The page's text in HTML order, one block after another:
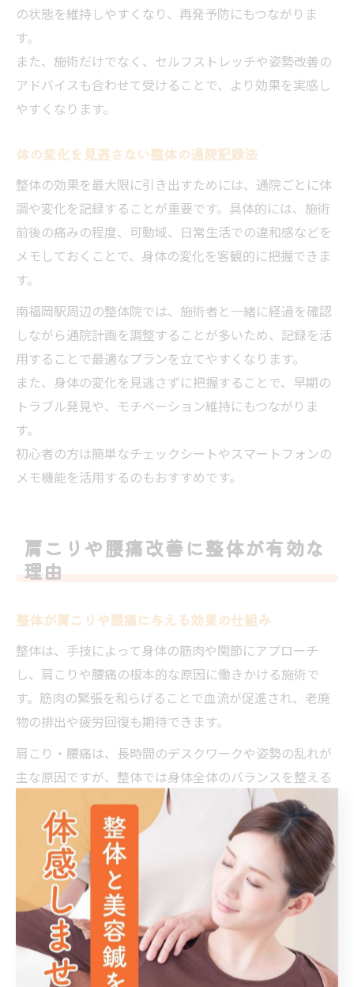
の状態を維持しやすくなり、再発予防にもつながりま
す。
また、施術だけでなく、セルフストレッチや姿勢改善の
アドバイスも合わせて受けることで、より効果を実感し
やすくなります。
体の変化を見逃さない整体の通院記録法
整体の効果を最大限に引き出すためには、通院ごとに体
調や変化を記録することが重要です。具体的には、施術
前後の痛みの程度、可動域、日常生活での違和感などを
メモしておくことで、身体の変化を客観的に把握できま
す。
南福岡駅周辺の整体院では、施術者と一緒に経過を確認
しながら通院計画を調整することが多いため、記録を活
用することで最適なプランを立てやすくなります。
また、身体の変化を見逃さずに把握することで、早期の
トラブル発見や、モチベーション維持にもつながりま
す。
初心者の方は簡単なチェックシートやスマートフォンの
メモ機能を活用するのもおすすめです。
肩こりや腰痛改善に整体が有効な
理由
整体が肩こりや腰痛に与える効果の仕組み
整体は、手技によって身体の筋肉や関節にアプローチ
し、肩こりや腰痛の根本的な原因に働きかける施術で
す。筋肉の緊張を和らげることで血流が促進され、老廃
物の排出や疲労回復も期待できます。
肩こり・腰痛は、長時間のデスクワークや姿勢の乱れが
主な原因ですが、整体では身体全体のバランスを整える
ことで、慢性的な不調の改善を目指します。特に南福岡
駅周辺の整体院では、日常生活に合わせた施術プランを
提案するケースが多く、個々の状態に合わせたケアが可
能です。
一度の施術で効果を感じる方もいれば、数回の通院で
徐々に症状が軽減する方もいます。実際に「整体は1回で
効果がありますか？」といった不安の声も多いですが、
痛みの程度や生活習慣により必要な通院回数は異なりま